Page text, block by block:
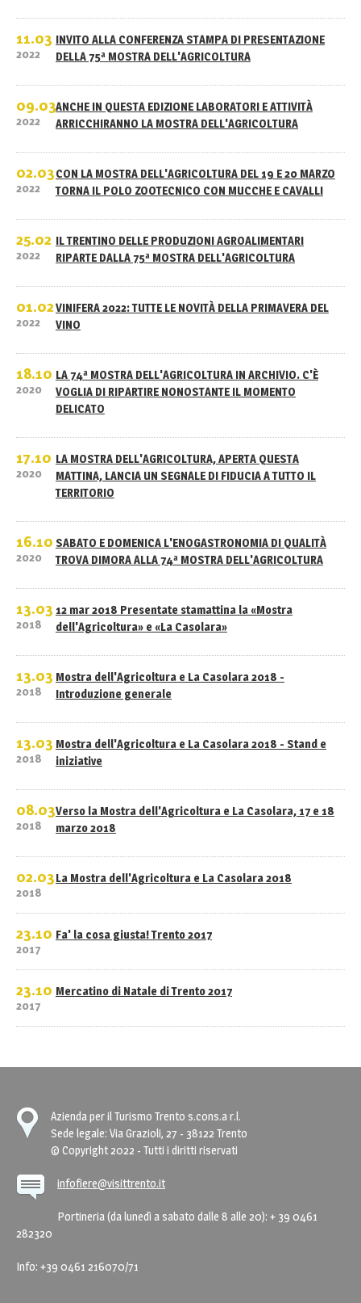
11.03
2022
INVITO ALLA CONFERENZA STAMPA DI PRESENTAZIONE
DELLA 75ª MOSTRA DELL'AGRICOLTURA
09.03
2022
ANCHE IN QUESTA EDIZIONE LABORATORI E ATTIVITÀ
ARRICCHIRANNO LA MOSTRA DELL'AGRICOLTURA
02.03
2022
CON LA MOSTRA DELL'AGRICOLTURA DEL 19 E 20 MARZO
TORNA IL POLO ZOOTECNICO CON MUCCHE E CAVALLI
25.02
2022
IL TRENTINO DELLE PRODUZIONI AGROALIMENTARI
RIPARTE DALLA 75ª MOSTRA DELL'AGRICOLTURA
01.02
2022
VINIFERA 2022: TUTTE LE NOVITÀ DELLA PRIMAVERA DEL
VINO
18.10
2020
LA 74ª MOSTRA DELL'AGRICOLTURA IN ARCHIVIO. C'È
VOGLIA DI RIPARTIRE NONOSTANTE IL MOMENTO
DELICATO
17.10
2020
LA MOSTRA DELL'AGRICOLTURA, APERTA QUESTA
MATTINA, LANCIA UN SEGNALE DI FIDUCIA A TUTTO IL
TERRITORIO
16.10
2020
SABATO E DOMENICA L'ENOGASTRONOMIA DI QUALITÀ
TROVA DIMORA ALLA 74ª MOSTRA DELL'AGRICOLTURA
13.03
2018
12 mar 2018 Presentate stamattina la «Mostra
dell'Agricoltura» e «La Casolara»
13.03
2018
Mostra dell'Agricoltura e La Casolara 2018 -
Introduzione generale
13.03
2018
Mostra dell'Agricoltura e La Casolara 2018 - Stand e
iniziative
08.03
2018
Verso la Mostra dell'Agricoltura e La Casolara, 17 e 18
marzo 2018
02.03
2018
La Mostra dell'Agricoltura e La Casolara 2018
23.10
2017
Fa' la cosa giusta! Trento 2017
23.10
2017
Mercatino di Natale di Trento 2017
Azienda per il Turismo Trento s.cons.a r.l.
Sede legale: Via Grazioli, 27 - 38122 Trento
© Copyright 2022 - Tutti i diritti riservati
infofiere@visittrento.it
Portineria (da lunedì a sabato dalle 8 alle 20): + 39 0461
282320
Info: +39 0461 216070/71